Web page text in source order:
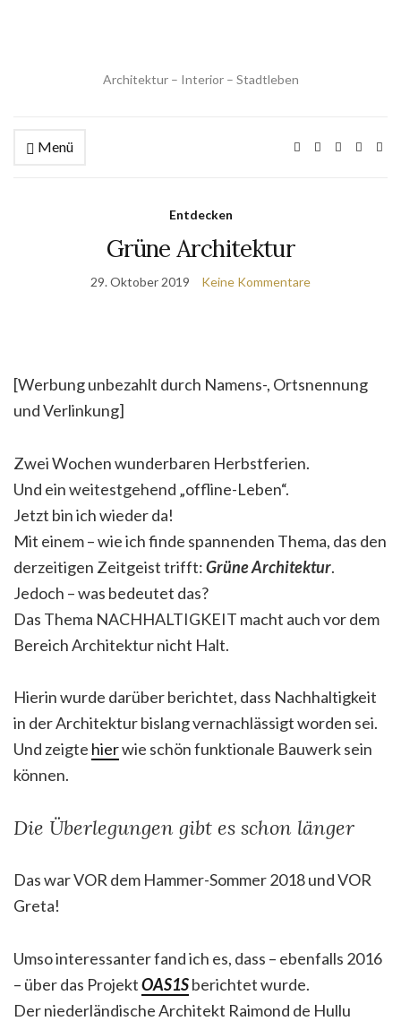
Architektur – Interior – Stadtleben
Menü
Entdecken
Grüne Architektur
29. Oktober 2019 Keine Kommentare
[Werbung unbezahlt durch Namens-, Ortsnennung
und Verlinkung]
Zwei Wochen wunderbaren Herbstferien.
Und ein weitestgehend „offline-Leben“.
Jetzt bin ich wieder da!
Mit einem – wie ich finde spannenden Thema, das den
derzeitigen Zeitgeist trifft:Grüne Architektur.
Jedoch – was bedeutet das?
Das Thema NACHHALTIGKEIT macht auch vor dem
Bereich Architektur nicht Halt.
Hierin wurde darüber berichtet, dass Nachhaltigkeit
in der Architektur bislang vernachlässigt worden sei.
Und zeigte hierwie schön funktionale Bauwerk sein
können.
Die Überlegungen gibt es schon länger
Das war VOR dem Hammer-Sommer 2018 und VOR
Greta!
Umso interessanter fand ich es, dass – ebenfalls 2016
– über das ProjektOAS1Sberichtet wurde.
Der niederländische Architekt Raimond de Hullu